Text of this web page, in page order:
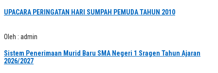
UPACARA PERINGATAN HARI SUMPAH PEMUDA TAHUN 2010
Oleh : admin
Sistem Penerimaan Murid Baru SMA Negeri 1 Sragen Tahun Ajaran
2026/2027